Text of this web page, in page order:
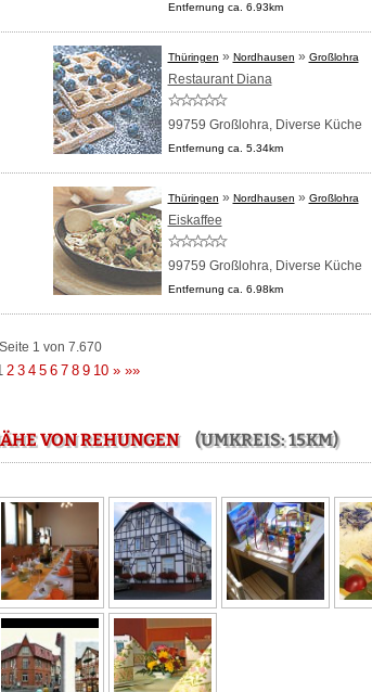
Entfernung ca. 6.93km
Thüringen » Nordhausen » Großlohra
Restaurant Diana
99759 Großlohra, Diverse Küche
Entfernung ca. 5.34km
Thüringen » Nordhausen » Großlohra
Eiskaffee
99759 Großlohra, Diverse Küche
Entfernung ca. 6.98km
Seite 1 von 7.670
2 3 4 5 6 7 8 9 10» »»
VON REHUNGEN (UMKREIS: 15KM)